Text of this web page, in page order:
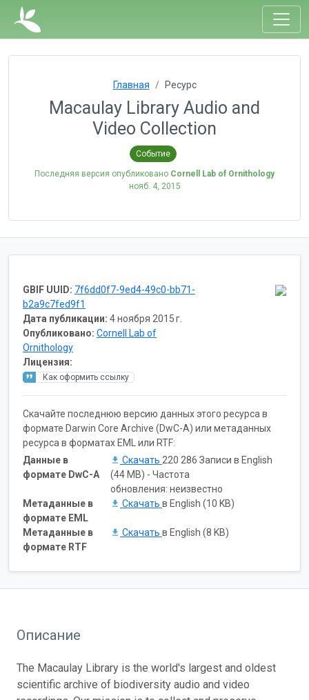
Главная Ресурс
Macaulay Library Audio and
Video Collection
Событие
Последняя версия опубликовано Cornell Lab of Ornithology
нояб. 4, 2015
GBIF UUID: 7f6dd0f7-9ed4-49c0-bb71-
b2a9c7fed9f1
Дата публикации: 4 ноября 2015 г.
Опубликовано: Cornell Lab of
Ornithology
Лицензия:
Как оформить ссылку
Скачайте последнюю версию данных этого ресурса в
формате Darwin Core Archive (DwC-A) или метаданных
ресурса в форматах EML или RTF:
Данные в
формате DwC-A
Скачать 220 286 Записи в English
(44 MB) - Частота
обновления: неизвестно
Метаданные в
формате EML
Скачать в English (10 KB)
Метаданные в
формате RTF
Скачать в English (8 KB)
Описание
The Macaulay Library is the world's largest and oldest
scientific archive of biodiversity audio and video